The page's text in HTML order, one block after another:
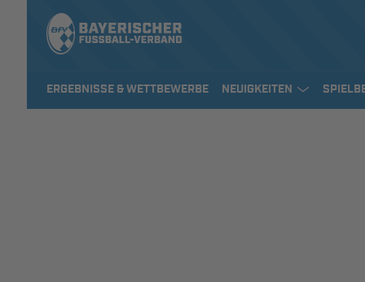
ERGEBNISSE & WETTBEWERBE NEUIGKEITEN